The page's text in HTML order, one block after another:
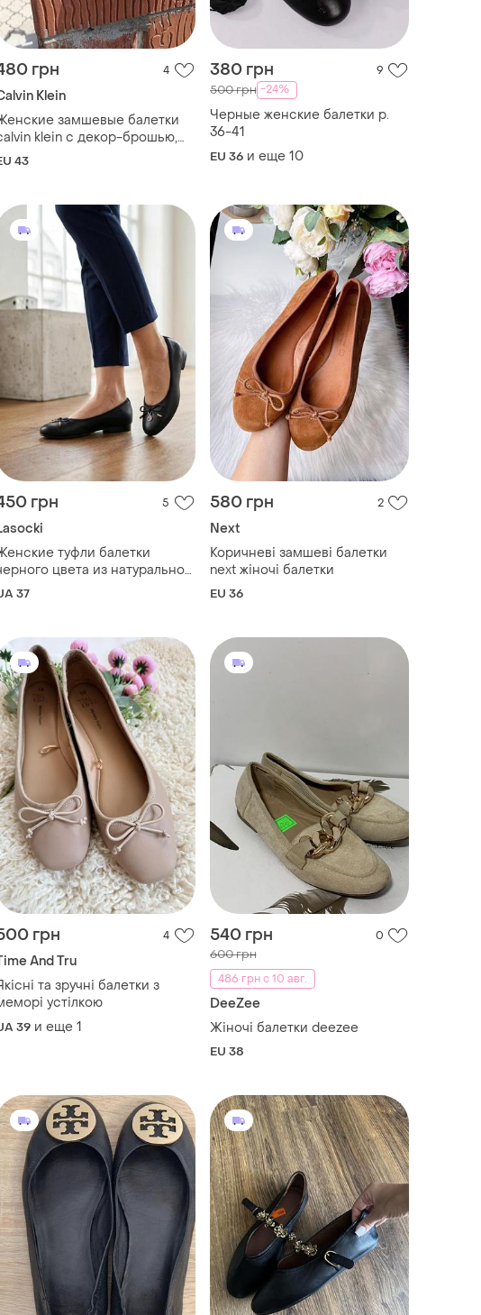
грн 4
Klein
замшевые балетки
klein с декор-брошью,
туфли без каблука
43
380 грн 9
500 грн -24%
Черные женские балетки р.
36-41
EU 36 и еще 10
грн 5
туфли балетки
цвета из натуральной
lasocki
37
580 грн 2
Next
Коричневі замшеві балетки
next жіночі балетки
EU 36
грн 4
And Tru
та зручні балетки з
устілкою
39 и еще 1
540 грн 0
600 грн
486 грн с 10 авг.
DeeZee
Жіночі балетки deezee
EU 38